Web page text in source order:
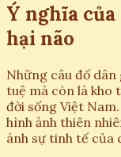
Ý nghĩa
hại não
Những câu đố
tuệ mà còn là kho
đời sống Việt
hình ảnh thiên
ánh sự tinh tế của